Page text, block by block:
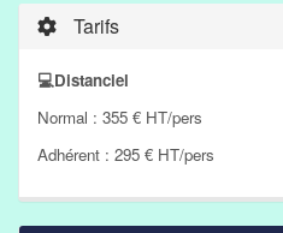
Tarifs
💻Distanciel
Normal : 355 € HT/pers
Adhérent : 295 € HT/pers